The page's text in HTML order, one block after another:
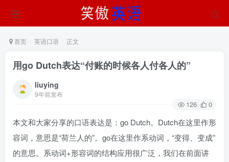
首页 英语口语 正文
用go Dutch表达“付账的时候各人付各人的”
liuying
9年前发布
126 0
本文和大家分享的口语表达是：go Dutch。Dutch在这里作形
容词，意思是“荷兰人的”。go在这里作系动词，“变得、变成”
的意思。系动词+形容词的结构应用很广泛，我们在前面讲